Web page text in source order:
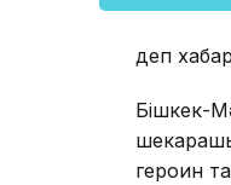
деп
Бішкек-
героин